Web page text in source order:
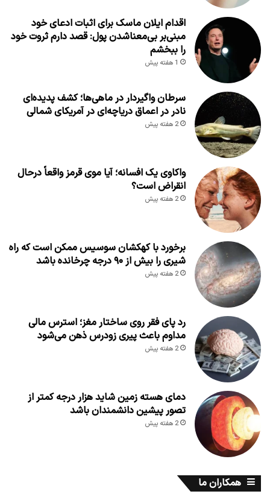
اقدام ایلان ماسک برای اثبات ادعای خود
مبنی‌بر بی‌معناشدن پول: قصد دارم ثروت خود
را ببخشم
1 هفته پیش
سرطان واگیردار در ماهی‌ها؛ کشف پدیده‌ای
نادر در اعماق دریاچه‌ای در آمریکای شمالی
2 هفته پیش
واکاوی یک افسانه؛ آیا موی قرمز واقعاً درحال
انقراض است؟
2 هفته پیش
برخورد با کهکشان سوسیس ممکن است که راه
شیری را بیش از ۹۰ درجه چرخانده باشد
2 هفته پیش
رد پای فقر روی ساختار مغز؛ استرس مالی
مداوم باعث پیری زودرس ذهن می‌شود
2 هفته پیش
دمای هسته زمین شاید هزار درجه کمتر از
تصور پیشین دانشمندان باشد
2 هفته پیش
همکاران ما